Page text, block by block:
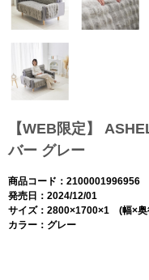
【WEB限定】
バー グレー
商品コード：2100001996956
発売日：2024/12/01
サイズ：2800×1700×1 (幅×奥
カラー：グレー